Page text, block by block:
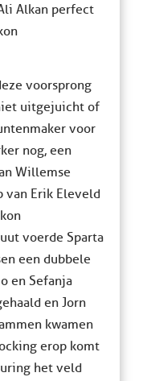
Alkan perfect
voorsprong
uitgejuicht of
voor
nog, een
Willemse
Erik Eleveld
voerde Sparta
een dubbele
en Sefanja
en Jorn
kwamen
erop komt
het veld